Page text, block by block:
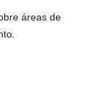
áreas de